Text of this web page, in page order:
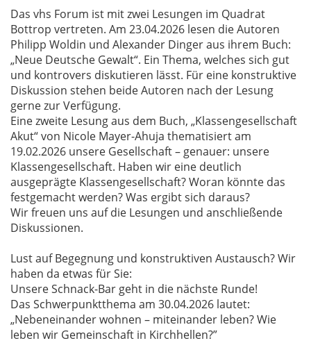
Das vhs Forum ist mit zwei Lesungen im Quadrat
Bottrop vertreten. Am 23.04.2026 lesen die Autoren
Philipp Woldin und Alexander Dinger aus ihrem Buch:
„Neue Deutsche Gewalt“. Ein Thema, welches sich gut
und kontrovers diskutieren lässt. Für eine konstruktive
Diskussion stehen beide Autoren nach der Lesung
gerne zur Verfügung.
Eine zweite Lesung aus dem Buch, „Klassengesellschaft
Akut“ von Nicole Mayer-Ahuja thematisiert am
19.02.2026 unsere Gesellschaft – genauer: unsere
Klassengesellschaft. Haben wir eine deutlich
ausgeprägte Klassengesellschaft? Woran könnte das
festgemacht werden? Was ergibt sich daraus?
Wir freuen uns auf die Lesungen und anschließende
Diskussionen.
Lust auf Begegnung und konstruktiven Austausch? Wir
haben da etwas für Sie:
Unsere Schnack-Bar geht in die nächste Runde!
Das Schwerpunktthema am 30.04.2026 lautet:
„Nebeneinander wohnen – miteinander leben? Wie
leben wir Gemeinschaft in Kirchhellen?”